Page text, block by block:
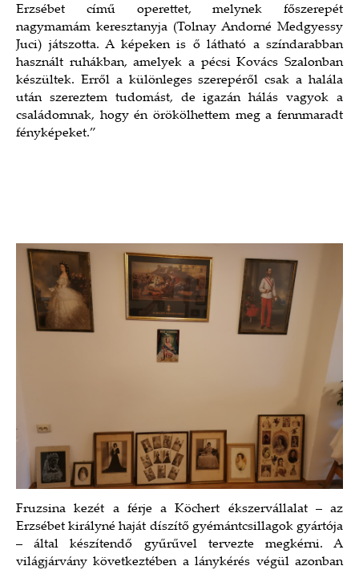
Erzsébet című operettet, melynek főszerepét
nagymamám keresztanyja (Tolnay Andorné Medgyessy
Juci) játszotta. A képeken is ő látható a színdarabban
használt ruhákban, amelyek a pécsi Kovács Szalonban
készültek. Erről a különleges szerepéről csak a halála
után szereztem tudomást, de igazán hálás vagyok a
családomnak, hogy én örökölhettem meg a fennmaradt
fényképeket.”
Fruzsina kezét a férje a Köchert ékszervállalat – az
Erzsébet királyné haját díszítő gyémántcsillagok gyártója
­– által készítendő gyűrűvel tervezte megkérni. A
világjárvány következtében a lánykérés végül azonban